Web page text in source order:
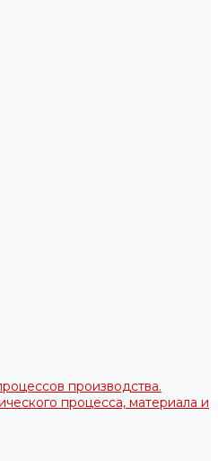
производства.
процесса, материала и